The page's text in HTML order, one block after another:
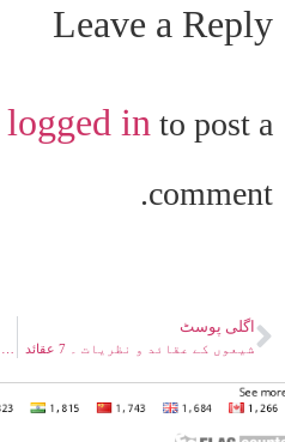
Leave a Reply
logged in to post a
comment.
اگلی پوسٹ
شیعوں کے عقائد و نظریات ۔ 7 عقائد